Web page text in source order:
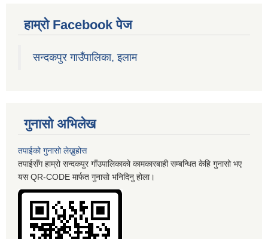
हाम्रो Facebook पेज
सन्दकपुर गाउँपालिका, इलाम
गुनासो अभिलेख
तपाईको गुनासो लेख्नुहोस
तपाईसँग हाम्रो सन्दकपुर गाँउपालिकाको कामकारबाही सम्बन्धित केहि गुनासो भए
यस QR-CODE मार्फत गुनासो भनिदिनु होला।